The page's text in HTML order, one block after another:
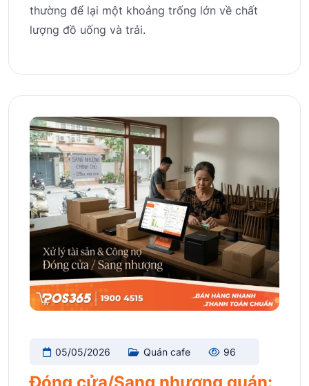
thường để lại một khoảng trống lớn về chất
lượng đồ uống và trải.
05/05/2026 Quán cafe 96